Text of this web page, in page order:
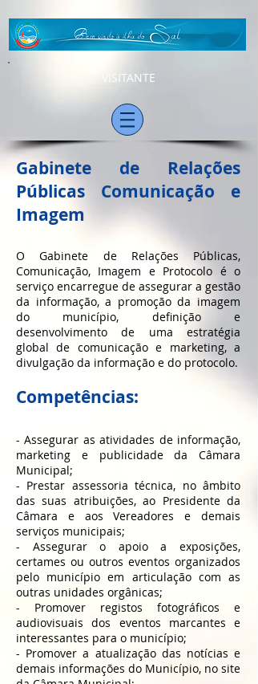
VISITANTE
Gabinete de Relações
Públicas Comunicação e
Imagem
O Gabinete de Relações Públicas,
Comunicação, Imagem e Protocolo é o
serviço encarregue de assegurar a gestão
da informação, a promoção da imagem
do município, definição e
desenvolvimento de uma estratégia
global de comunicação e marketing, a
divulgação da informação e do protocolo.
Competências:
-Assegurar as atividades de informação,
marketing e publicidade da Câmara
Municipal;
- Prestar assessoria técnica, no âmbito
das suas atribuições, ao Presidente da
Câmara e aos Vereadores e demais
serviços municipais;
- Assegurar o apoio a exposições,
certames ou outros eventos organizados
pelo município em articulação com as
outras unidades orgânicas;
- Promover registos fotográficos e
audiovisuais dos eventos marcantes e
interessantes para o município;
- Promover a atualização das notícias e
demais informações do Município, no site